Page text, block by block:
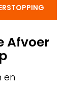
Afvoer
en